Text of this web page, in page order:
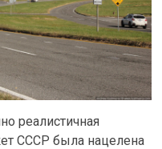
реалистичная
СССР была нацелена